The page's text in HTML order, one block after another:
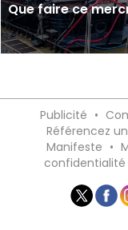
Que faire ce
Publicité •
Référencez
Manifeste •
confidentialité